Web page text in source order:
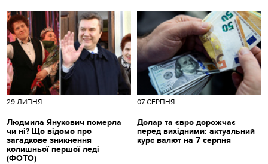
29 ЛИПНЯ
Людмила Янукович померла
чи ні? Що відомо про
загадкове зникнення
колишньої першої леді
(ФОТО)
07 СЕРПНЯ
Долар та євро дорожчає
перед вихідними: актуальний
курс валют на 7 серпня